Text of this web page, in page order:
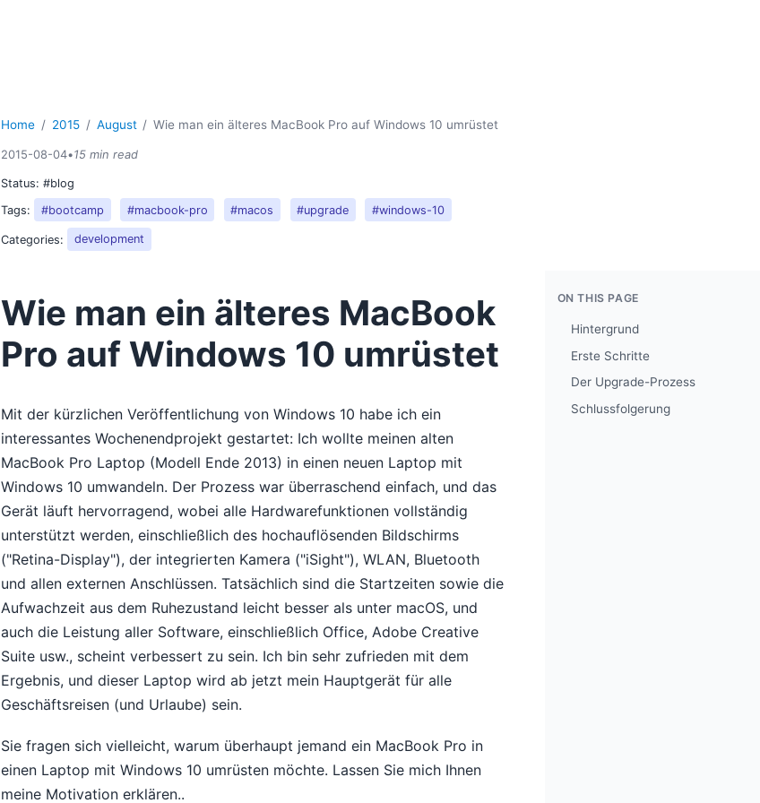
Home 2015 August Wie man ein älteres MacBook Pro auf Windows 10 umrüstet
2015-08-04•15 min read
Status:#blog
Tags:
#bootcamp #macbook-pro #macos #upgrade #windows-10
Categories: development
Wie man ein älteres MacBook
Pro auf Windows 10 umrüstet
Mit der kürzlichen Veröffentlichung von Windows 10 habe ich ein
interessantes Wochenendprojekt gestartet: Ich wollte meinen alten
MacBook Pro Laptop (Modell Ende 2013) in einen neuen Laptop mit
Windows 10 umwandeln. Der Prozess war überraschend einfach, und das
Gerät läuft hervorragend, wobei alle Hardwarefunktionen vollständig
unterstützt werden, einschließlich des hochauflösenden Bildschirms
("Retina-Display"), der integrierten Kamera ("iSight"), WLAN, Bluetooth
und allen externen Anschlüssen. Tatsächlich sind die Startzeiten sowie die
Aufwachzeit aus dem Ruhezustand leicht besser als unter macOS, und
auch die Leistung aller Software, einschließlich Office, Adobe Creative
Suite usw., scheint verbessert zu sein. Ich bin sehr zufrieden mit dem
Ergebnis, und dieser Laptop wird ab jetzt mein Hauptgerät für alle
Geschäftsreisen (und Urlaube) sein.
Sie fragen sich vielleicht, warum überhaupt jemand ein MacBook Pro in
einen Laptop mit Windows 10 umrüsten möchte. Lassen Sie mich Ihnen
meine Motivation erklären..
ON THIS PAGE
Hintergrund
Erste Schritte
Der Upgrade-Prozess
Schlussfolgerung